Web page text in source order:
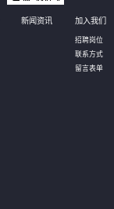
新闻资讯 加入我们
招聘岗位
联系方式
留言表单